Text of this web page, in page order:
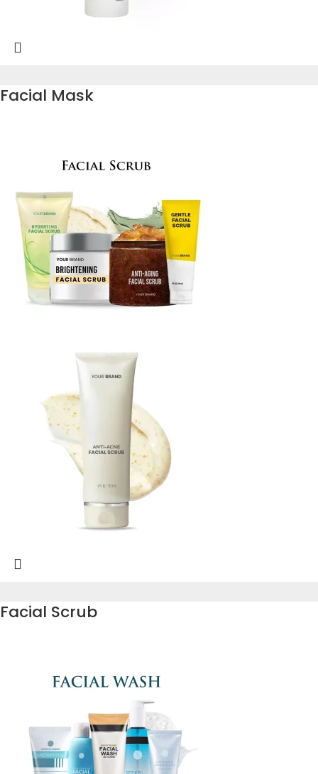
Facial Mask
Facial Scrub